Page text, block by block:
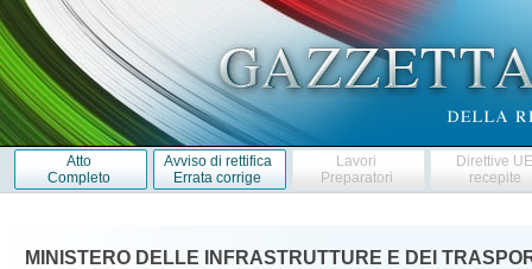
Atto
Completo
Avviso di rettifica
Errata corrige
Lavori
Preparatori
Direttive
recepite
MINISTERO DELLE INFRASTRUTTURE E DEI